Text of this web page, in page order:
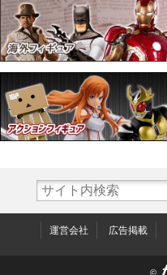
運営会社 広告掲載
©